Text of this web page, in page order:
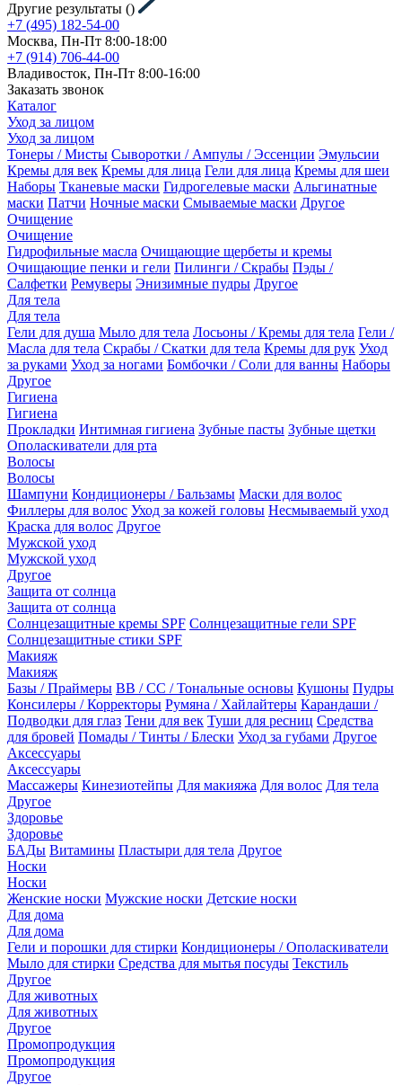
Другие результаты ()
+7 (495) 182-54-00
Москва, Пн-Пт 8:00-18:00
+7 (914) 706-44-00
Владивосток, Пн-Пт 8:00-16:00
Заказать звонок
Каталог
Уход за лицом
Уход за лицом
Тонеры / Мисты Сыворотки / Ампулы / Эссенции Эмульсии
Кремы для век Кремы для лица Гели для лица Кремы для шеи
Наборы Тканевые маски Гидрогелевые маски Альгинатные
маски Патчи Ночные маски Смываемые маски Другое
Очищение
Очищение
Гидрофильные масла Очищающие щербеты и кремы
Очищающие пенки и гели Пилинги / Скрабы Пэды /
Салфетки Ремуверы Энизимные пудры Другое
Для тела
Для тела
Гели для душа Мыло для тела Лосьоны / Кремы для тела Гели /
Масла для тела Скрабы / Скатки для тела Кремы для рук Уход
за руками Уход за ногами Бомбочки / Соли для ванны Наборы
Другое
Гигиена
Гигиена
Прокладки Интимная гигиена Зубные пасты Зубные щетки
Ополаскиватели для рта
Волосы
Волосы
Шампуни Кондиционеры / Бальзамы Маски для волос
Филлеры для волос Уход за кожей головы Несмываемый уход
Краска для волос Другое
Мужской уход
Мужской уход
Другое
Защита от солнца
Защита от солнца
Солнцезащитные кремы SPF Солнцезащитные гели SPF
Солнцезащитные стики SPF
Макияж
Макияж
Базы / Праймеры BB / CC / Тональные основы Кушоны Пудры
Консилеры / Корректоры Румяна / Хайлайтеры Карандаши /
Подводки для глаз Тени для век Туши для ресниц Средства
для бровей Помады / Тинты / Блески Уход за губами Другое
Аксессуары
Аксессуары
Массажеры Кинезиотейпы Для макияжа Для волос Для тела
Другое
Здоровье
Здоровье
БАДы Витамины Пластыри для тела Другое
Носки
Носки
Женские носки Мужские носки Детские носки
Для дома
Для дома
Гели и порошки для стирки Кондиционеры / Ополаскиватели
Мыло для стирки Средства для мытья посуды Текстиль
Другое
Для животных
Для животных
Другое
Промопродукция
Промопродукция
Другое